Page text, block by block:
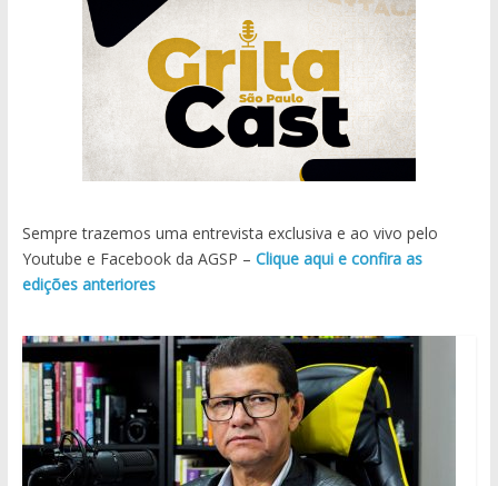
Sempre trazemos uma entrevista exclusiva e ao vivo pelo
Youtube e Facebook da AGSP – Clique aqui e confira as
edições anteriores